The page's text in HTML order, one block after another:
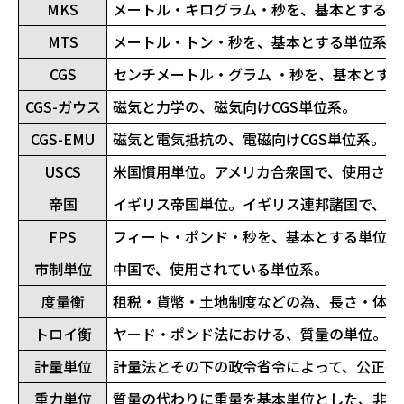
MKS
メートル・キログラム・秒を、基本とする
MTS
メートル・トン・秒を、基本とする単位系。
CGS
センチメートル・グラム ・秒を、基本とす
CGS-ガウス 磁気と力学の、磁気向けCGS単位系。
CGS-EMU
磁気と電気抵抗の、電磁向けCGS単位系。
USCS
米国慣用単位。アメリカ合衆国で、使用さ
帝国
イギリス帝国単位。イギリス連邦諸国で、
FPS
フィート・ポンド・秒を、基本とする単位
市制単位
中国で、使用されている単位系。
度量衡
租税・貨幣・土地制度などの為、長さ・体
トロイ衡
ヤード・ポンド法における、質量の単位。
計量単位
計量法とその下の政令省令によって、公正
重力単位
質量の代わりに重量を基本単位とした、非